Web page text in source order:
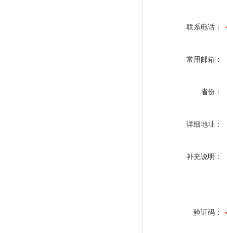
联系电话：
常用邮箱：
省份：
详细地址：
补充说明：
验证码：